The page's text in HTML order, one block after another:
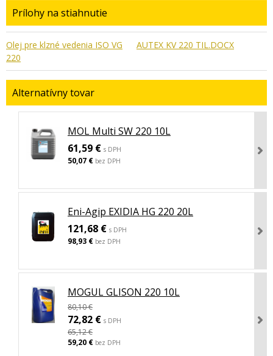
Prílohy na stiahnutie
Olej pre klzné vedenia ISO VG
220
AUTEX KV 220 TIL.DOCX
Alternatívny tovar
MOL Multi SW 220 10L
61,59 € s DPH
50,07 € bez DPH
Eni-Agip EXIDIA HG 220 20L
121,68 € s DPH
98,93 € bez DPH
MOGUL GLISON 220 10L
80,10 €
72,82 € s DPH
65,12 €
59,20 € bez DPH